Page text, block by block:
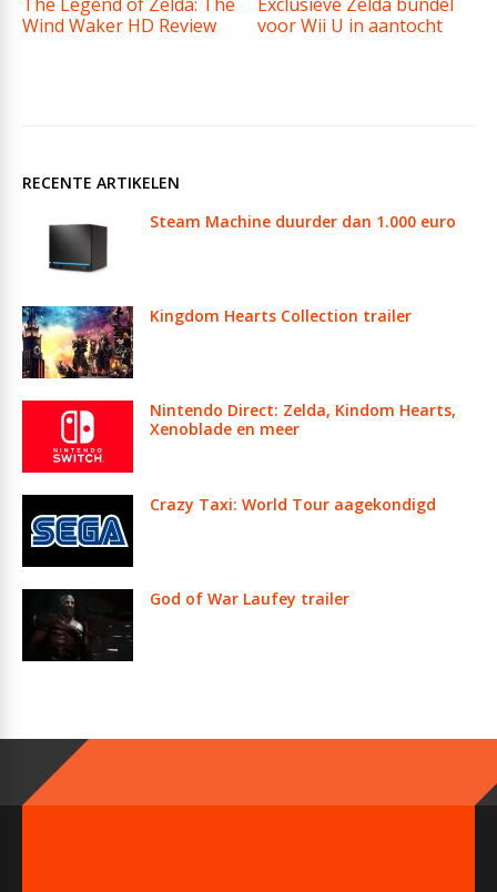
Wind Waker HD Review
voor Wii U in aantocht
RECENTE ARTIKELEN
Steam Machine duurder dan 1.000 euro
Kingdom Hearts Collection trailer
Nintendo Direct: Zelda, Kindom Hearts,
Xenoblade en meer
Crazy Taxi: World Tour aagekondigd
God of War Laufey trailer